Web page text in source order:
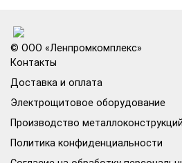
© ООО «Ленпромкомплекс»
Контакты
Доставка и оплата
Электрощитовое оборудование
Производство металлоконструкций
Политика конфиденциальности